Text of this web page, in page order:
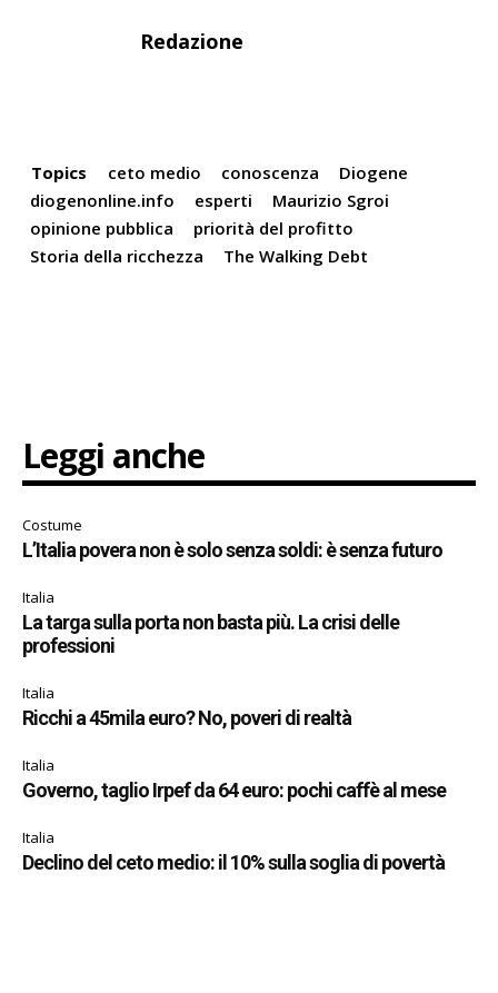
Redazione
Topics ceto medio conoscenza
Diogene
diogenonline.info
esperti
Maurizio Sgroi
opinione pubblica
priorità del profitto
Storia della ricchezza
The Walking Debt
Leggi anche
Costume
L’Italia povera non è solo senza soldi: è senza futuro
Italia
La targa sulla porta non basta più. La crisi delle
professioni
Italia
Ricchi a 45mila euro? No, poveri di realtà
Italia
Governo, taglio Irpef da 64 euro: pochi caffè al mese
Italia
Declino del ceto medio: il 10% sulla soglia di povertà